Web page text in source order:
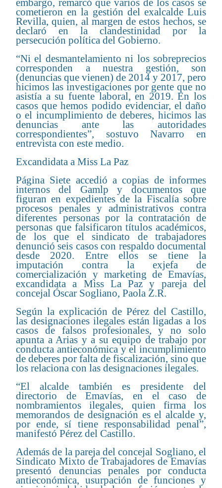
embargo, remarcó que varios de los casos se
cometieron en la gestión del exalcalde Luis
Revilla, quien, al margen de estos hechos, se
declaró en la clandestinidad por la
persecución política del Gobierno.
“Ni el desmantelamiento ni los sobreprecios
corresponden a nuestra gestión, son
(denuncias que vienen) de 2014 y 2017, pero
hicimos las investigaciones por gente que no
asistía a su fuente laboral, en 2019. En los
casos que hemos podido evidenciar, el daño
o el incumplimiento de deberes, hicimos las
denuncias ante las autoridades
correspondientes”, sostuvo Navarro en
entrevista con este medio.
Excandidata a Miss La Paz
Página Siete accedió a copias de informes
internos del Gamlp y documentos que
figuran en expedientes de la Fiscalía sobre
procesos penales y administrativos contra
diferentes personas por la contratación de
personas que falsificaron títulos académicos,
de los que el sindicato de trabajadores
denunció seis casos con respaldo documental
desde 2020. Entre ellos se tiene la
imputación contra la exjefa de
comercialización y marketing de Emavías,
excandidata a Miss La Paz y pareja del
concejal Óscar Sogliano, Paola Z.R.
Según la explicación de Pérez del Castillo,
las designaciones ilegales están ligadas a los
casos de falsos profesionales, y no solo
apunta a Arias y a su equipo de trabajo por
conducta antieconómica y el incumplimiento
de deberes por falta de fiscalización, sino que
los relaciona con las designaciones ilegales.
“El alcalde también es presidente del
directorio de Emavías, en el caso de
nombramientos ilegales, quien firma los
memorandos de designación es el alcalde y,
por ende, sí tiene responsabilidad penal”,
manifestó Pérez del Castillo.
Además de la pareja del concejal Sogliano, el
Sindicato Mixto de Trabajadores de Emavías
presentó denuncias penales por conducta
antieconómica, usurpación de funciones y